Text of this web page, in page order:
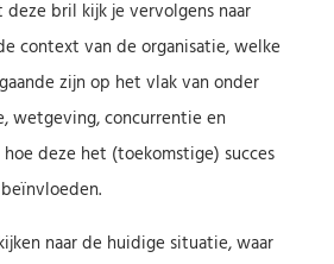
deze bril kijk je vervolgens naar
context van de organisatie, welke
zijn op het vlak van onder
wetgeving, concurrentie en
deze het (toekomstige) succes
naar de huidige situatie, waar